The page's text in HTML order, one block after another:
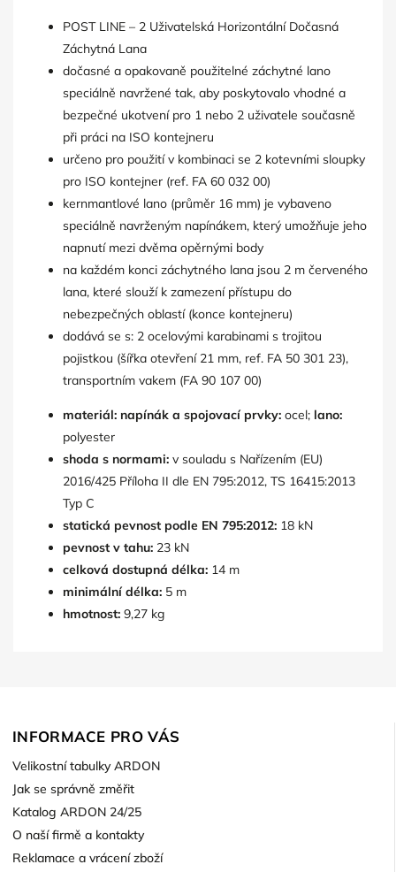
POST LINE – 2 Uživatelská Horizontální Dočasná
Záchytná Lana
dočasné a opakovaně použitelné záchytné lano
speciálně navržené tak, aby poskytovalo vhodné a
bezpečné ukotvení pro 1 nebo 2 uživatele současně
při práci na ISO kontejneru
určeno pro použití v kombinaci se 2 kotevními sloupky
pro ISO kontejner (ref. FA 60 032 00)
kernmantlové lano (průměr 16 mm) je vybaveno
speciálně navrženým napínákem, který umožňuje jeho
napnutí mezi dvěma opěrnými body
na každém konci záchytného lana jsou 2 m červeného
lana, které slouží k zamezení přístupu do
nebezpečných oblastí (konce kontejneru)
dodává se s: 2 ocelovými karabinami s trojitou
pojistkou (šířka otevření 21 mm, ref. FA 50 301 23),
transportním vakem (FA 90 107 00)
materiál: napínák a spojovací prvky: ocel; lano:
polyester
shoda s normami: v souladu s Nařízením (EU)
2016/425 Příloha II dle EN 795:2012, TS 16415:2013
Typ C
statická pevnost podle EN 795:2012: 18 kN
pevnost v tahu: 23 kN
celková dostupná délka: 14 m
minimální délka: 5 m
hmotnost: 9,27 kg
INFORMACE PRO VÁS
Velikostní tabulky ARDON
Jak se správně změřit
Katalog ARDON 24/25
O naší firmě a kontakty
Reklamace a vrácení zboží